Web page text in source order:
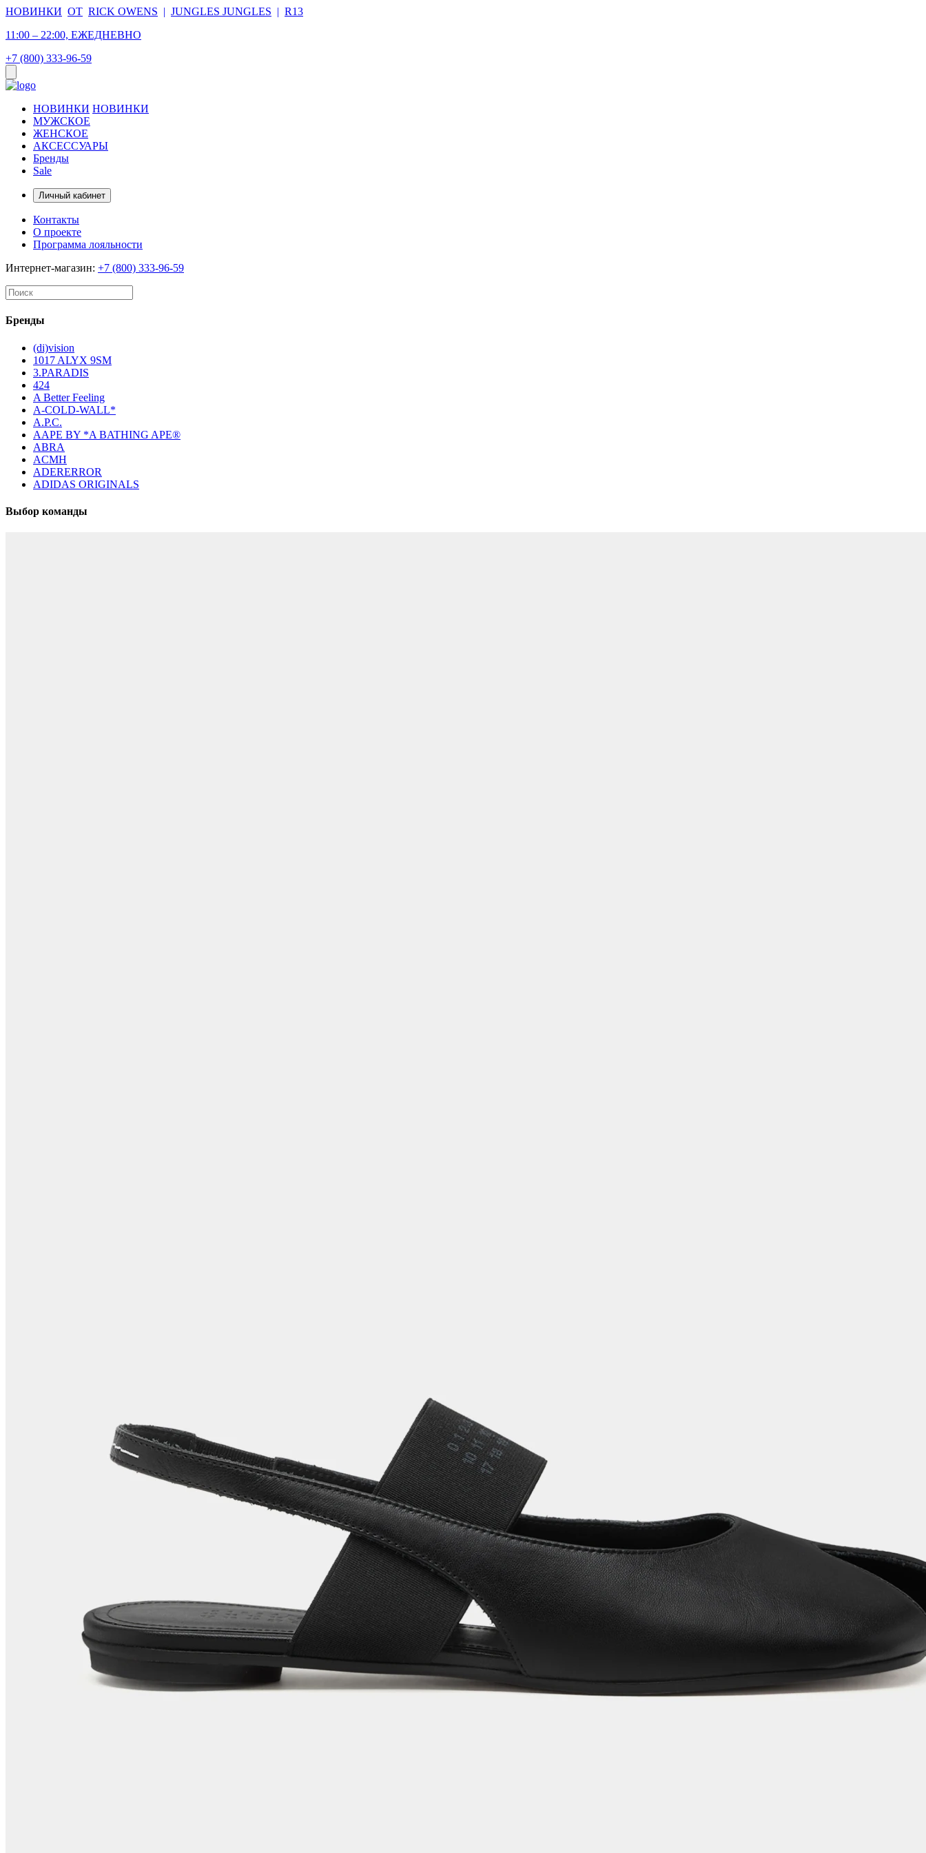
НОВИНКИ ОТ RICK OWENS | JUNGLES JUNGLES | R13
11:00 – 22:00, ЕЖЕДНЕВНО
+7 (800) 333-96-59
НОВИНКИ НОВИНКИ
МУЖСКОЕ
ЖЕНСКОЕ
АКСЕССУАРЫ
Бренды
Sale
Личный кабинет
Контакты
О проекте
Программа лояльности
Интернет-магазин: +7 (800) 333-96-59
Бренды
(di)vision
1017 ALYX 9SM
3.PARADIS
424
A Better Feeling
A-COLD-WALL*
A.P.C.
AAPE BY *A BATHING APE®
ABRA
ACMH
ADERERROR
ADIDAS ORIGINALS
Выбор команды